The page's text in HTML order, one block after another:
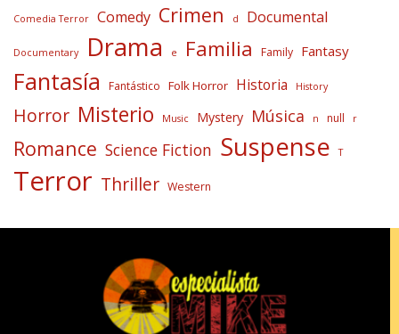
Comedia Terror Comedy Crimen d Documental
Documentary Drama e Familia Family Fantasy
Fantasía Fantástico Folk Horror Historia History
Horror Misterio Music Mystery Música n null r
Romance Science Fiction Suspense T
Terror Thriller Western